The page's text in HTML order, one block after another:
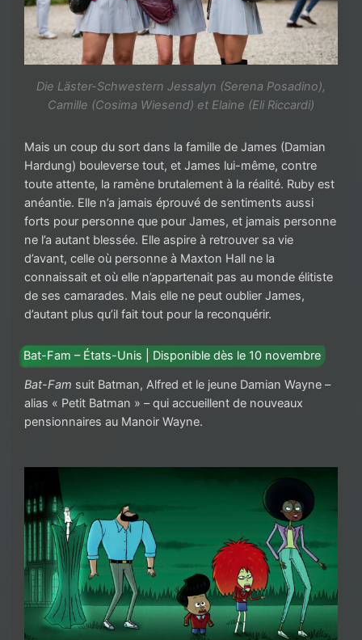
Die Läster-Schwestern Jessalyn (Serena Posadino),
Camille (Cosima Wiesend) et Elaine (Eli Riccardi)
Mais un coup du sort dans la famille de James (Damian
Hardung) bouleverse tout, et James lui-même, contre
toute attente, la ramène brutalement à la réalité. Ruby est
anéantie. Elle n’a jamais éprouvé de sentiments aussi
forts pour personne que pour James, et jamais personne
ne l’a autant blessée. Elle aspire à retrouver sa vie
d’avant, celle où personne à Maxton Hall ne la
connaissait et où elle n’appartenait pas au monde élitiste
de ses camarades. Mais elle ne peut oublier James,
d’autant plus qu’il fait tout pour la reconquérir.
Bat-Fam – États-Unis | Disponible dès le 10 novembre
Bat-Fam suit Batman, Alfred et le jeune Damian Wayne –
alias « Petit Batman » – qui accueillent de nouveaux
pensionnaires au Manoir Wayne.